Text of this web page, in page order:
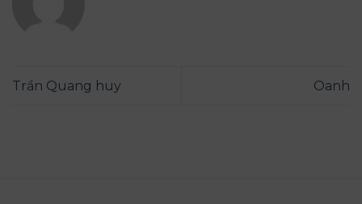
Trần Quang huy Oanh